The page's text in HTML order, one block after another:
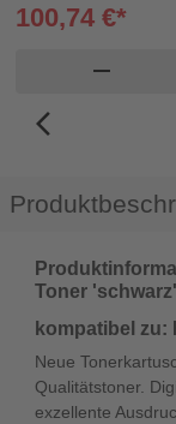
100,74 €*
remove
arrow_back_ios_new
Toner
kompatibel zu:
Neue
Qualitätstoner.
exzellente